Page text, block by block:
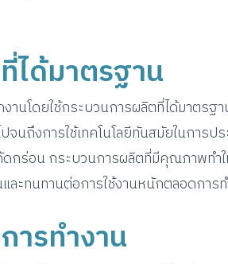
ได้มาตรฐาน
งานโดยใช้กระบวนการผลิตที่ได้มาตรฐ
จนถึงการใช้เทคโนโลยีทันสมัยในการ
กร่อน กระบวนการผลิตที่มีคุณภาพทำ
ะทนทานต่อการใช้งานหนักตลอดการ
ารทำงาน